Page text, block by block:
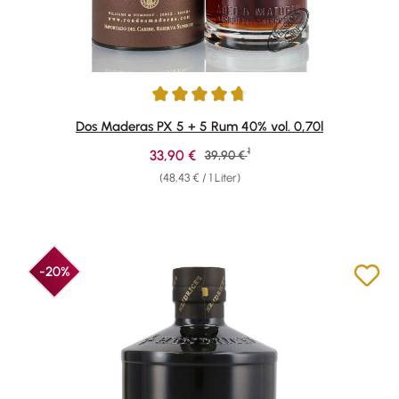
Durchschnittliche Bewertung von 4.81 von 5 Sternen
Dos Maderas PX 5 + 5 Rum 40% vol. 0,70l
(48,43 € / 1 Liter)
Verkaufspreis:
33,90 € Regulärer Preis:
39,90 € 1
-20%